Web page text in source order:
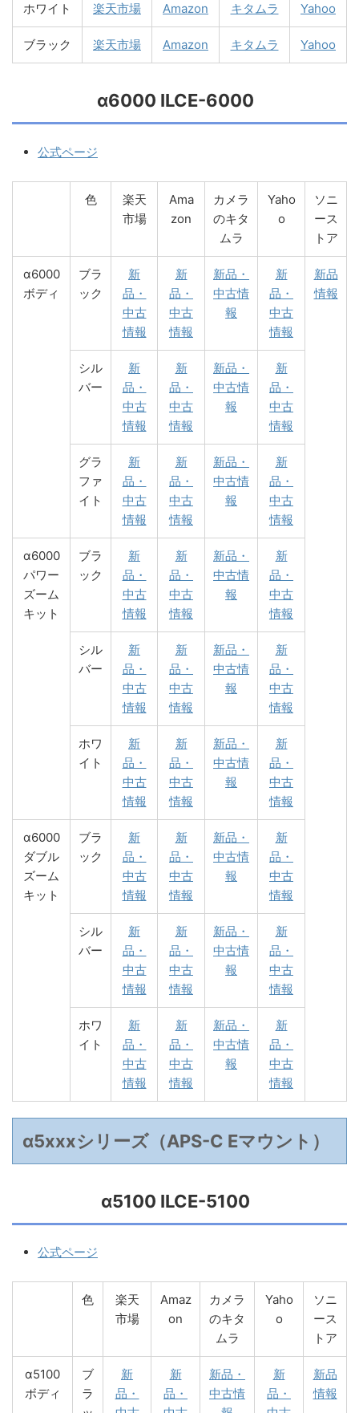
ホワイト 楽天市場 Amazon キタムラ Yahoo
ブラック 楽天市場 Amazon キタムラ Yahoo
α6000 ILCE-6000
公式ページ
色
楽天
市場
Ama
zon
カメラ
のキタ
ムラ
Yaho
o
ソニ
ース
トア
α6000
ボディ
ブラ
ック
新
品・
中古
情報
新
品・
中古
情報
新品・
中古情
報
新
品・
中古
情報
新品
情報
シル
バー
新
品・
中古
情報
新
品・
中古
情報
新品・
中古情
報
新
品・
中古
情報
グラ
ファ
イト
新
品・
中古
情報
新
品・
中古
情報
新品・
中古情
報
新
品・
中古
情報
α6000
パワー
ズーム
キット
ブラ
ック
新
品・
中古
情報
新
品・
中古
情報
新品・
中古情
報
新
品・
中古
情報
シル
バー
新
品・
中古
情報
新
品・
中古
情報
新品・
中古情
報
新
品・
中古
情報
ホワ
イト
新
品・
中古
情報
新
品・
中古
情報
新品・
中古情
報
新
品・
中古
情報
α6000
ダブル
ズーム
キット
ブラ
ック
新
品・
中古
情報
新
品・
中古
情報
新品・
中古情
報
新
品・
中古
情報
シル
バー
新
品・
中古
情報
新
品・
中古
情報
新品・
中古情
報
新
品・
中古
情報
ホワ
イト
新
品・
中古
情報
新
品・
中古
情報
新品・
中古情
報
新
品・
中古
情報
α5xxxシリーズ（APS-C Eマウント）
α5100 ILCE-5100
公式ページ
色
楽天
市場
Amaz
on
カメラ
のキタ
ムラ
Yaho
o
ソニ
ース
トア
α5100
ボディ
ブ
ラ
新
品・
新
品・
新品・
中古情
新
品・
新品
情報